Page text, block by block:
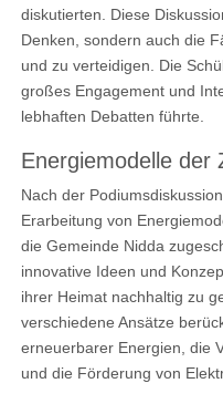
diskutierten. Diese
Denken, sondern auch die
und zu verteidigen. Die
großes Engagement und
lebhaften Debatten führte.
Energiemodelle der
Nach der
Erarbeitung von
die Gemeinde Nidda
innovative Ideen und
ihrer Heimat nachhaltig zu
verschiedene Ansätze
erneuerbarer Energien, die
und die Förderung von